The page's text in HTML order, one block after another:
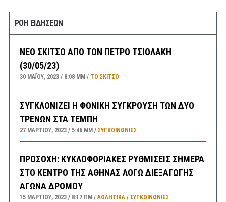
ΡΟΗ ΕΙΔΗΣΕΩΝ
ΝΕΟ ΣΚΙΤΣΟ ΑΠΟ ΤΟΝ ΠΕΤΡΟ ΤΣΙΟΛΑΚΗ
(30/05/23)
30 ΜΑΪ́ΟΥ, 2023 8:08 ΜΜ ΤΟ ΣΚΊΤΣΟ
ΣΥΓΚΛΟΝΙΖΕΙ Η ΦΟΝΙΚΗ ΣΥΓΚΡΟΥΣΗ ΤΩΝ ΔΥΟ
ΤΡΕΝΩΝ ΣΤΑ ΤΕΜΠΗ
27 ΜΑΡΤΊΟΥ, 2023 5:46 ΜΜ ΣΥΓΚΟΙΝΩΝΊΕΣ
ΠΡΟΣΟΧΗ: ΚΥΚΛΟΦΟΡΙΑΚΕΣ ΡΥΘΜΙΣΕΙΣ ΣΗΜΕΡΑ
ΣΤΟ ΚΕΝΤΡΟ ΤΗΣ ΑΘΗΝΑΣ ΛΟΓΩ ΔΙΕΞΑΓΩΓΗΣ
ΑΓΩΝΑ ΔΡΟΜΟΥ
15 ΜΑΡΤΊΟΥ, 2023 8:17 ΠΜ ΑΘΛΗΤΙΚΑ/ ΣΥΓΚΟΙΝΩΝΊΕΣ